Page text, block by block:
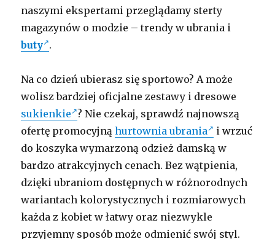
naszymi ekspertami przeglądamy sterty
magazynów o modzie – trendy w ubrania i
buty .
Na co dzień ubierasz się sportowo? A może
wolisz bardziej oficjalne zestawy i dresowe
sukienkie ? Nie czekaj, sprawdź najnowszą
ofertę promocyjnąhurtownia ubrania
i wrzuć
do koszyka wymarzoną odzież damską w
bardzo atrakcyjnych cenach. Bez wątpienia,
dzięki ubraniom dostępnych w różnorodnych
wariantach kolorystycznych i rozmiarowych
każda z kobiet w łatwy oraz niezwykle
przyjemny sposób może odmienić swój styl.